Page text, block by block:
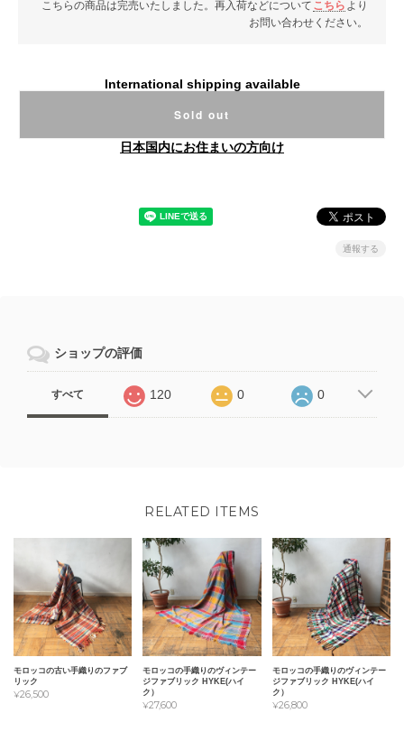
こちらの商品は完売いたしました。再入荷などについて こちら より
お問い合わせください。
International shipping available
Sold out
日本国内にお住まいの方向け
通報する
ショップの評価
すべて 120 0 0
RELATED ITEMS
モロッコの古い手織りのファブ
リック
¥26,500
モロッコの手織りのヴィンテー
ジファブリック HYKE(ハイ
ク）
¥27,600
モロッコの手織りのヴィンテー
ジファブリック HYKE(ハイ
ク）
¥26,800